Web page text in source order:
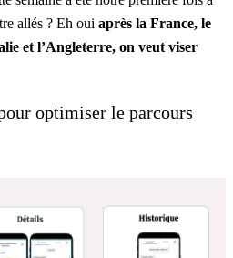
allés ? Eh oui après la France, le
et l’Angleterre, on veut viser
optimiser le parcours